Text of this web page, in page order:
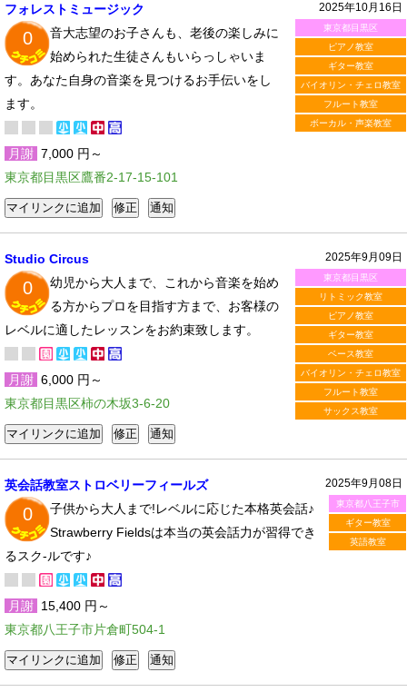
2025年10月16日
東京都目黒区
ピアノ教室
ギター教室
バイオリン・チェロ教室
フルート教室
ボーカル・声楽教室
フォレストミュージック
0
音大志望のお子さんも、老後の楽しみに
始められた生徒さんもいらっしゃいま
す。あなた自身の音楽を見つけるお手伝いをし
ます。
月謝 7,000 円～
東京都目黒区鷹番2-17-15-101
2025年9月09日
東京都目黒区
リトミック教室
ピアノ教室
ギター教室
ベース教室
バイオリン・チェロ教室
フルート教室
サックス教室
Studio Circus
0
幼児から大人まで、これから音楽を始め
る方からプロを目指す方まで、お客様の
レベルに適したレッスンをお約束致します。
月謝 6,000 円～
東京都目黒区柿の木坂3-6-20
2025年9月08日
東京都八王子市
ギター教室
英語教室
英会話教室ストロベリーフィールズ
0
子供から大人まで!レベルに応じた本格英会話♪
Strawberry Fieldsは本当の英会話力が習得でき
るスク-ルです♪
月謝 15,400 円～
東京都八王子市片倉町504-1